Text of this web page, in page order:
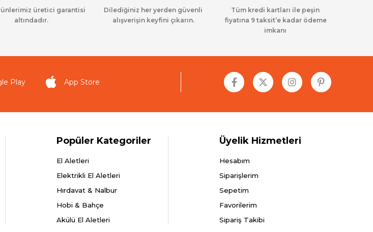
üretici garantisi
altındadır.
Dilediğiniz her yerden güvenli
alışverişin keyfini çıkarın.
Tüm kredi kartları ile peşin
fiyatına 9 taksit’e kadar ödeme
imkanı
Play App Store
Popüler Kategoriler
El Aletleri
Elektrikli El Aletleri
Hırdavat & Nalbur
Hobi & Bahçe
Akülü El Aletleri
Üyelik Hizmetleri
Hesabım
Siparişlerim
Sepetim
Favorilerim
Sipariş Takibi